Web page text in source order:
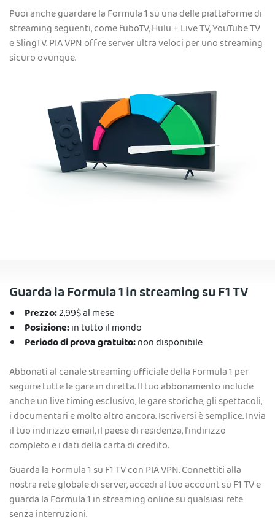
Puoi anche guardare la Formula 1 su una delle piattaforme di
streaming seguenti, come fuboTV, Hulu + Live TV, YouTube TV
e SlingTV. PIA VPN offre server ultra veloci per uno streaming
sicuro ovunque.
Guarda la Formula 1 in streaming su F1 TV
Prezzo:2,99$ al mese
Posizione:in tutto il mondo
Periodo di prova gratuito:non disponibile
Abbonati al canale streaming ufficiale della Formula 1 per
seguire tutte le gare in diretta. Il tuo abbonamento include
anche un live timing esclusivo, le gare storiche, gli spettacoli,
i documentari e molto altro ancora. Iscriversi è semplice. Invia
il tuo indirizzo email, il paese di residenza, l'indirizzo
completo e i dati della carta di credito.
Guarda la Formula 1 su F1 TV con PIA VPN. Connettiti alla
nostra rete globale di server, accedi al tuo account su F1 TV e
guarda la Formula 1 in streaming online su qualsiasi rete
senza interruzioni.